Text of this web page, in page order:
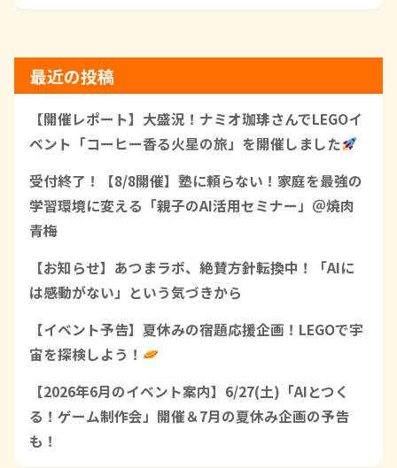
最近の投稿
【開催レポート】大盛況！ナミオ珈琲さんでLEGOイ
ベント「コーヒー香る火星の旅」を開催しました
受付終了！【8/8開催】塾に頼らない！家庭を最強の
学習環境に変える「親子のAI活用セミナー」＠焼肉
青梅
【お知らせ】あつまラボ、絶賛方針転換中！「AIに
は感動がない」という気づきから
【イベント予告】夏休みの宿題応援企画！LEGOで宇
宙を探検しよう！
【2026年6月のイベント案内】6/27(土)「AIとつく
る！ゲーム制作会」開催＆7月の夏休み企画の予告
も！